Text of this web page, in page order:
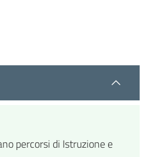
percorsi di Istruzione e